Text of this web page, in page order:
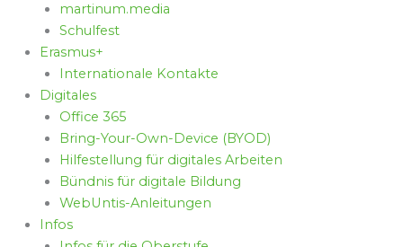
martinum.media
Schulfest
Erasmus+
Internationale Kontakte
Digitales
Office 365
Bring-Your-Own-Device (BYOD)
Hilfestellung für digitales Arbeiten
Bündnis für digitale Bildung
WebUntis-Anleitungen
Infos